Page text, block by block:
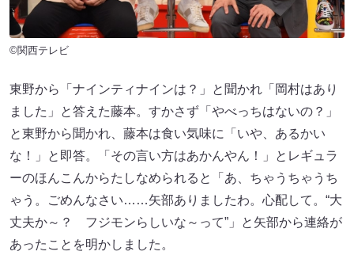
©関西テレビ
東野から「ナインティナインは？」と聞かれ「岡村はあり
ました」と答えた藤本。すかさず「やべっちはないの？」
と東野から聞かれ、藤本は食い気味に「いや、あるかい
な！」と即答。「その言い方はあかんやん！」とレギュラ
ーのほんこんからたしなめられると「あ、ちゃうちゃうち
ゃう。ごめんなさい……矢部ありましたわ。心配して。“大
丈夫か～？ フジモンらしいな～って”」と矢部から連絡が
あったことを明かしました。